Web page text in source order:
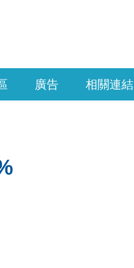
廣告 相關連結